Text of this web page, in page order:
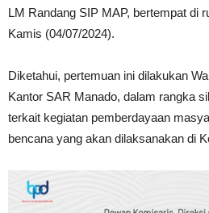
LM Randang SIP MAP, bertempat di
Kamis (04/07/2024).
Diketahui, pertemuan ini dilakukan
Kantor SAR Manado, dalam rangka
terkait kegiatan pemberdayaan
bencana yang akan dilaksanakan di